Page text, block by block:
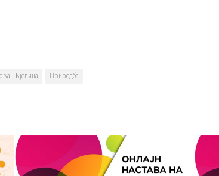
Бјелица Приредба